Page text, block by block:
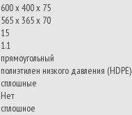
600 x 400 x 75
565 x 365 x 70
15
1.1
прямоугольный
полиэтилен низкого давления (HDPE)
сплошные
Нет
сплошное